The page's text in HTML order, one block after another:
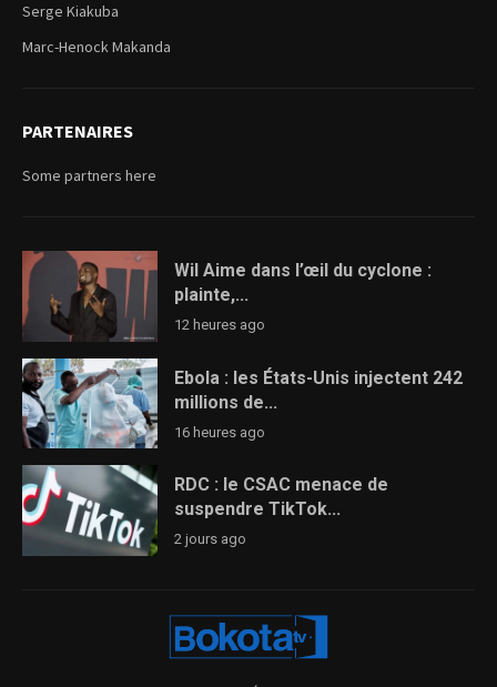
Serge Kiakuba
Marc-Henock Makanda
PARTENAIRES
Some partners here
Wil Aime dans l’œil du cyclone :
plainte,...
12 heures ago
Ebola : les États-Unis injectent 242
millions de...
16 heures ago
RDC : le CSAC menace de
suspendre TikTok...
2 jours ago